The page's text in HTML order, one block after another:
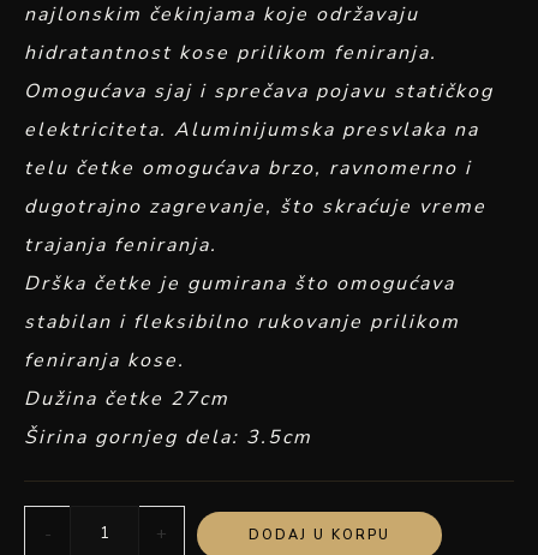
najlonskim čekinjama koje održavaju
hidratantnost kose prilikom feniranja.
Omogućava sjaj i sprečava pojavu statičkog
elektriciteta. Aluminijumska presvlaka na
telu četke omogućava brzo, ravnomerno i
dugotrajno zagrevanje, što skraćuje vreme
trajanja feniranja.
Drška četke je gumirana što omogućava
stabilan i fleksibilno rukovanje prilikom
feniranja kose.
Dužina četke 27cm
Širina gornjeg dela: 3.5cm
- + DODAJ U KORPU